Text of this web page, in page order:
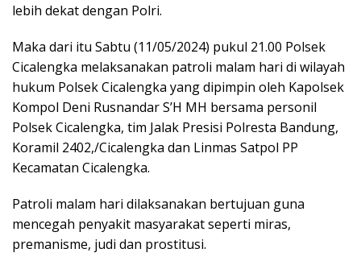
lebih dekat dengan Polri.
Maka dari itu Sabtu (11/05/2024) pukul 21.00 Polsek
Cicalengka melaksanakan patroli malam hari di wilayah
hukum Polsek Cicalengka yang dipimpin oleh Kapolsek
Kompol Deni Rusnandar S’H MH bersama personil
Polsek Cicalengka, tim Jalak Presisi Polresta Bandung,
Koramil 2402,/Cicalengka dan Linmas Satpol PP
Kecamatan Cicalengka.
Patroli malam hari dilaksanakan bertujuan guna
mencegah penyakit masyarakat seperti miras,
premanisme, judi dan prostitusi.